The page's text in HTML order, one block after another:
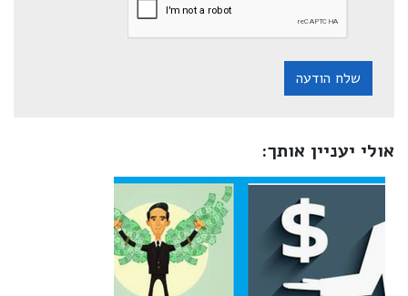
שלח הודעה
אולי יעניין אותך: